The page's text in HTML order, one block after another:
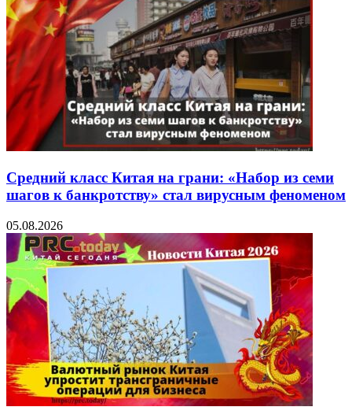
Средний класс Китая на грани: «Набор из семи
шагов к банкротству» стал вирусным феноменом
05.08.2026